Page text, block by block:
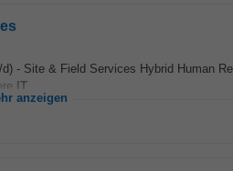
d) - Site & Field Services Hybrid Human
IT
anzeigen